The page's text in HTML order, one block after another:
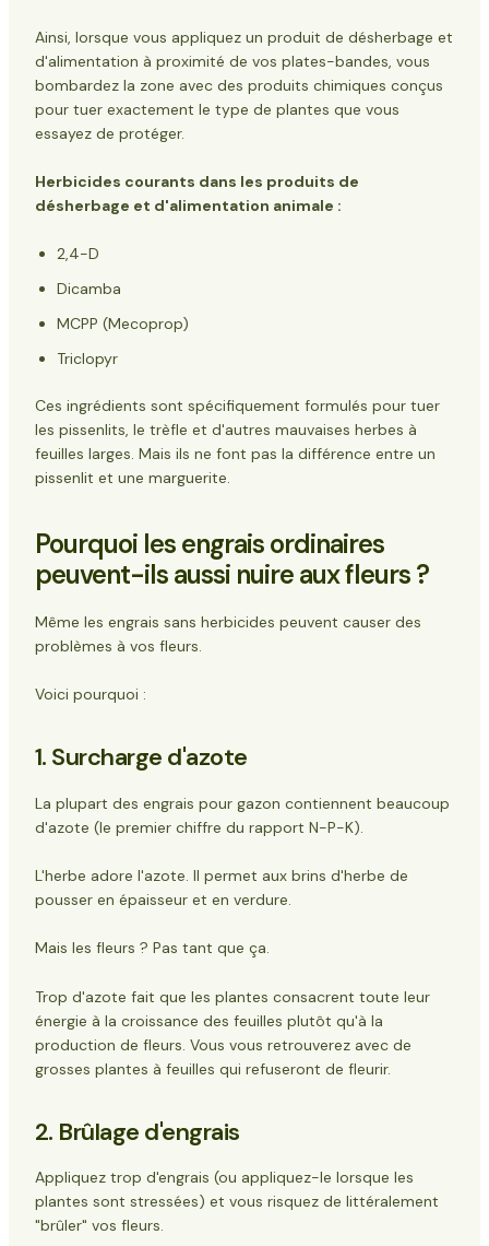
Ainsi, lorsque vous appliquez un produit de désherbage et
d'alimentation à proximité de vos plates-bandes, vous
bombardez la zone avec des produits chimiques conçus
pour tuer exactement le type de plantes que vous
essayez de protéger.
Herbicides courants dans les produits de
désherbage et d'alimentation animale :
2,4-D
Dicamba
MCPP (Mecoprop)
Triclopyr
Ces ingrédients sont spécifiquement formulés pour tuer
les pissenlits, le trèfle et d'autres mauvaises herbes à
feuilles larges. Mais ils ne font pas la différence entre un
pissenlit et une marguerite.
Pourquoi les engrais ordinaires
peuvent-ils aussi nuire aux fleurs ?
Même les engrais sans herbicides peuvent causer des
problèmes à vos fleurs.
Voici pourquoi :
1. Surcharge d'azote
La plupart des engrais pour gazon contiennent beaucoup
d'azote (le premier chiffre du rapport N-P-K).
L'herbe adore l'azote. Il permet aux brins d'herbe de
pousser en épaisseur et en verdure.
Mais les fleurs ? Pas tant que ça.
Trop d'azote fait que les plantes consacrent toute leur
énergie à la croissance des feuilles plutôt qu'à la
production de fleurs. Vous vous retrouverez avec de
grosses plantes à feuilles qui refuseront de fleurir.
2. Brûlage d'engrais
Appliquez trop d'engrais (ou appliquez-le lorsque les
plantes sont stressées) et vous risquez de littéralement
"brûler" vos fleurs.